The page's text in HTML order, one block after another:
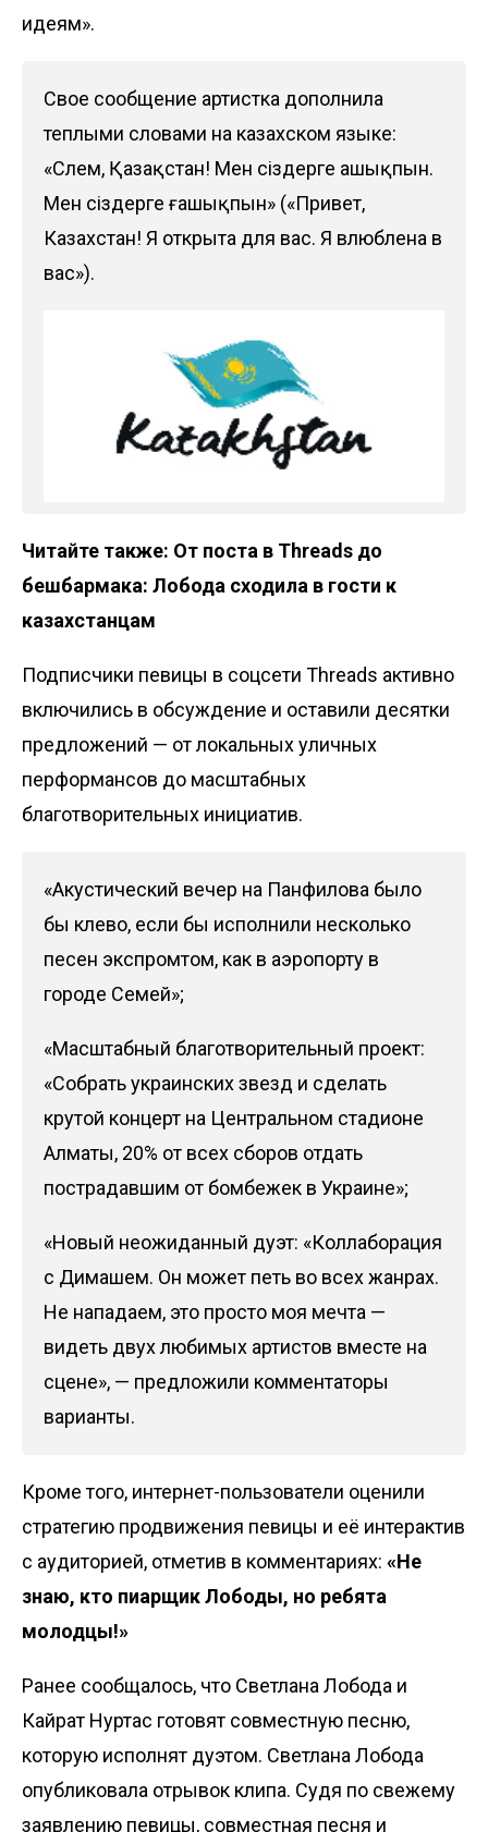
идеям».
Свое сообщение артистка дополнила
теплыми словами на казахском языке:
«Сәлем, Қазақстан! Мен сіздерге ашықпын.
Мен сіздерге ғашықпын» («Привет,
Казахстан! Я открыта для вас. Я влюблена в
вас»).
Читайте также: От поста в Threads до
бешбармака: Лобода сходила в гости к
казахстанцам
Подписчики певицы в соцсети Threads активно
включились в обсуждение и оставили десятки
предложений — от локальных уличных
перформансов до масштабных
благотворительных инициатив.
«Акустический вечер на Панфилова было
бы клево, если бы исполнили несколько
песен экспромтом, как в аэропорту в
городе Семей»;
«Масштабный благотворительный проект:
«Собрать украинских звезд и сделать
крутой концерт на Центральном стадионе
Алматы, 20% от всех сборов отдать
пострадавшим от бомбежек в Украине»;
«Новый неожиданный дуэт: «Коллаборация
с Димашем. Он может петь во всех жанрах.
Не нападаем, это просто моя мечта —
видеть двух любимых артистов вместе на
сцене», — предложили комментаторы
варианты.
Кроме того, интернет-пользователи оценили
стратегию продвижения певицы и её интерактив
с аудиторией, отметив в комментариях: «Не
знаю, кто пиарщик Лободы, но ребята
молодцы!»
Ранее сообщалось, что Светлана Лобода и
Кайрат Нуртас готовят совместную песню,
которую исполнят дуэтом. Светлана Лобода
опубликовала отрывок клипа. Судя по свежему
заявлению певицы, совместная песня и